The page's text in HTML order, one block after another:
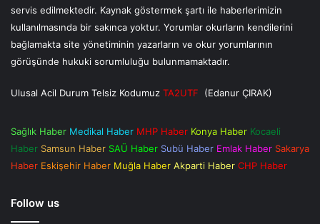
servis edilmektedir. Kaynak göstermek şartı ile haberlerimizin
kullanılmasında bir sakınca yoktur. Yorumlar okurların kendilerini
bağlamakta site yönetiminin yazarların ve okur yorumlarının
görüşünde hukuki sorumluluğu bulunmamaktadır.
Ulusal Acil Durum Telsiz Kodumuz TA2UTF (Edanur ÇIRAK)
Sağlık Haber Medikal Haber MHP Haber Konya Haber Kocaeli
Haber Samsun Haber SAÜ Haber Subü Haber Emlak Haber Sakarya
Haber Eskişehir Haber Muğla Haber Akparti Haber CHP Haber
Follow us